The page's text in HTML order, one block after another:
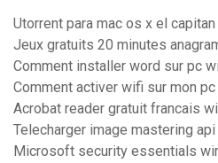
Utorrent para mac os x el capitan
Jeux gratuits 20 minutes
Comment installer word sur pc
Comment activer wifi sur mon
Acrobat reader gratuit francais
Telecharger image mastering
Microsoft security essentials